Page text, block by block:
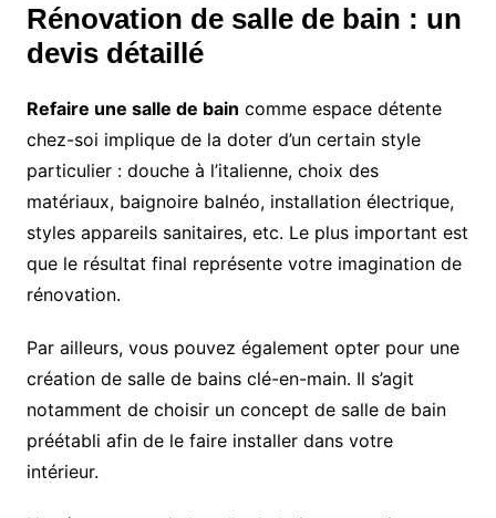
Rénovation de salle de bain : un
devis détaillé
Refaire une salle de bain comme espace détente
chez-soi implique de la doter d’un certain style
particulier : douche à l’italienne, choix des
matériaux, baignoire balnéo, installation électrique,
styles appareils sanitaires, etc. Le plus important est
que le résultat final représente votre imagination de
rénovation.
Par ailleurs, vous pouvez également opter pour une
création de salle de bains clé-en-main. Il s’agit
notamment de choisir un concept de salle de bain
préétabli afin de le faire installer dans votre
intérieur.